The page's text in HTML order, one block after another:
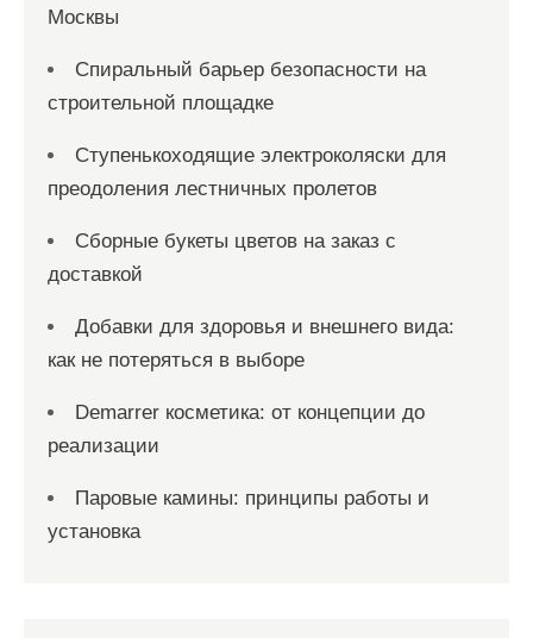
Москвы
Спиральный барьер безопасности на
строительной площадке
Ступенькоходящие электроколяски для
преодоления лестничных пролетов
Сборные букеты цветов на заказ с
доставкой
Добавки для здоровья и внешнего вида:
как не потеряться в выборе
Demarrer косметика: от концепции до
реализации
Паровые камины: принципы работы и
установка